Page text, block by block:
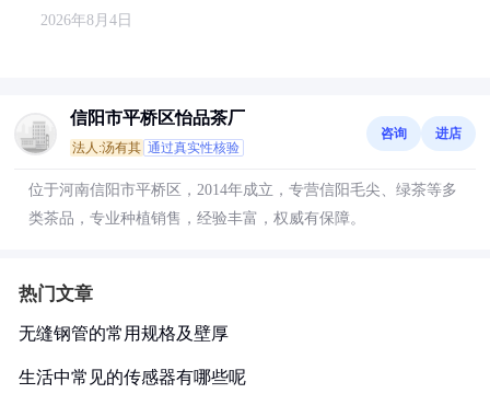
2026年8月4日
信阳市平桥区怡品茶厂
法人:汤有其 通过真实性核验
咨询 进店
位于河南信阳市平桥区，2014年成立，专营信阳毛尖、绿茶等多
类茶品，专业种植销售，经验丰富，权威有保障。
热门文章
无缝钢管的常用规格及壁厚
生活中常见的传感器有哪些呢